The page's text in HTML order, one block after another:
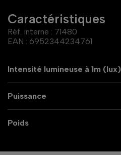
Caractéristiques
Réf. interne : 71480
EAN : 6952344234761
Intensité lumineuse à 1m (lux)
Puissance
Poids